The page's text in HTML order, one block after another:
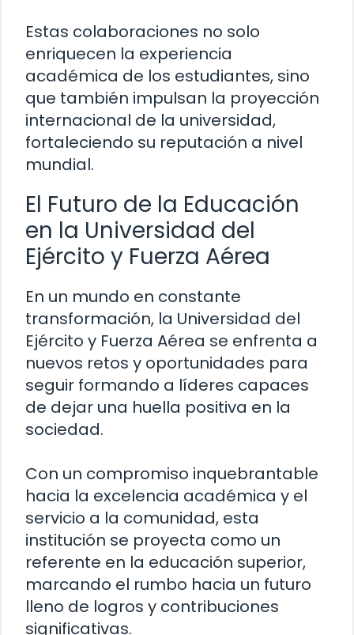
Estas colaboraciones no solo
enriquecen la experiencia
académica de los estudiantes, sino
que también impulsan la proyección
internacional de la universidad,
fortaleciendo su reputación a nivel
mundial.
El Futuro de la Educación
en la Universidad del
Ejército y Fuerza Aérea
En un mundo en constante
transformación, la Universidad del
Ejército y Fuerza Aérea se enfrenta a
nuevos retos y oportunidades para
seguir formando a líderes capaces
de dejar una huella positiva en la
sociedad.
Con un compromiso inquebrantable
hacia la excelencia académica y el
servicio a la comunidad, esta
institución se proyecta como un
referente en la educación superior,
marcando el rumbo hacia un futuro
lleno de logros y contribuciones
significativas.